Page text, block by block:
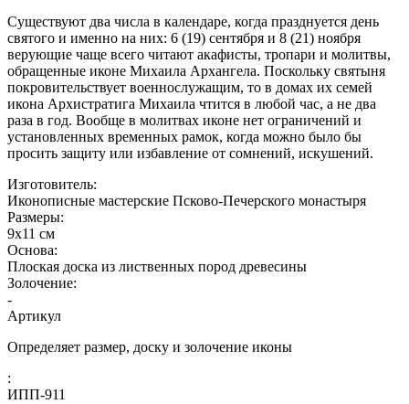
Существуют два числа в календаре, когда празднуется день
святого и именно на них: 6 (19) сентября и 8 (21) ноября
верующие чаще всего читают акафисты, тропари и молитвы,
обращенные иконе Михаила Архангела. Поскольку святыня
покровительствует военнослужащим, то в домах их семей
икона Архистратига Михаила чтится в любой час, а не два
раза в год. Вообще в молитвах иконе нет ограничений и
установленных временных рамок, когда можно было бы
просить защиту или избавление от сомнений, искушений.
Изготовитель:
Иконописные мастерские Псково-Печерского монастыря
Размеры:
9х11 см
Основа:
Плоская доска из лиственных пород древесины
Золочение:
-
Артикул
Определяет размер, доску и золочение иконы
:
ИПП-911